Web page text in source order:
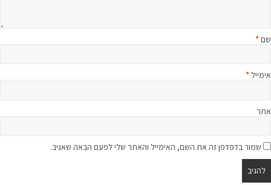
שם*
אימייל *
אתר
שמור בדפדפן זה את השם, האימייל והאתר שלי לפעם הבאה שאגיב.